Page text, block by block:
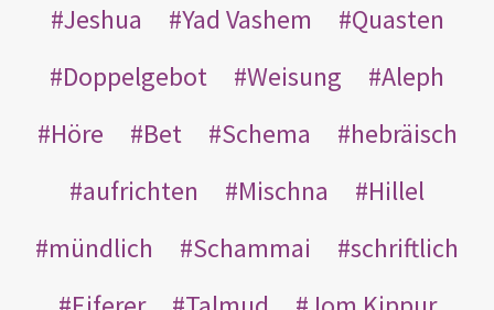
Jeshua
Yad Vashem
Quasten
Doppelgebot
Weisung
Aleph
Höre
Bet Schema
hebräisch
aufrichten
Mischna
Hillel
mündlich
Schammai
schriftlich